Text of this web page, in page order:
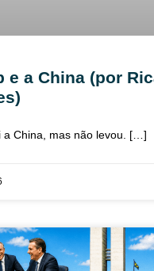
e a China (por
a China, mas não levou. […]